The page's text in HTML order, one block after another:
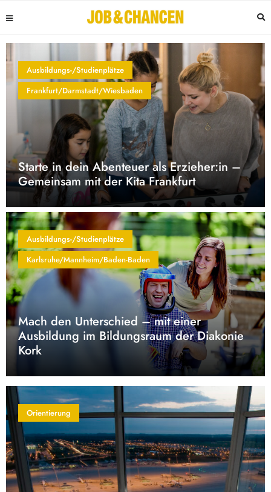
Ausbildungs-/Studienplätze
Frankfurt/Darmstadt/Wiesbaden
Starte in dein Abenteuer als Erzieher:in –
Gemeinsam mit der Kita Frankfurt
Ausbildungs-/Studienplätze
Karlsruhe/Mannheim/Baden-Baden
Mach den Unterschied – mit einer
Ausbildung im Bildungsraum der Diakonie
Kork
Orientierung